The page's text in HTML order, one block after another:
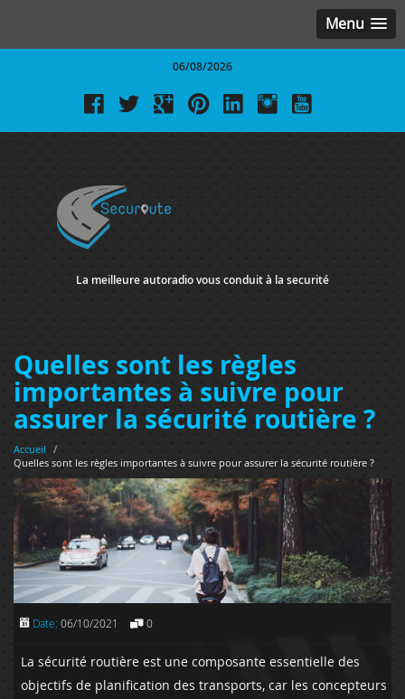
Menu
06/08/2026
La meilleure autoradio vous conduit à la securité
Quelles sont les règles
importantes à suivre pour
assurer la sécurité routière ?
Accueil /
Quelles sont les règles importantes à suivre pour assurer la sécurité routière ?
Date: 06/10/2021 0
La sécurité routière est une composante essentielle des
objectifs de planification des transports, car les concepteurs